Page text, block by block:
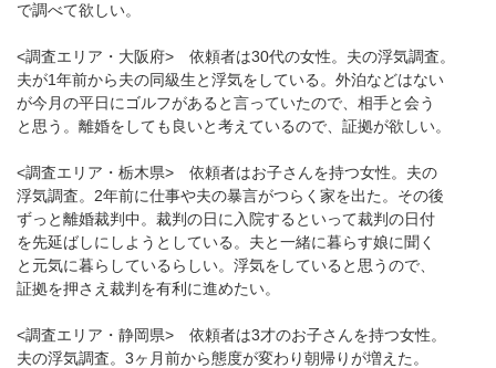
で調べて欲しい。
<調査エリア・大阪府> 依頼者は30代の女性。夫の浮気調査。
夫が1年前から夫の同級生と浮気をしている。外泊などはない
が今月の平日にゴルフがあると言っていたので、相手と会う
と思う。離婚をしても良いと考えているので、証拠が欲しい。
<調査エリア・栃木県> 依頼者はお子さんを持つ女性。夫の
浮気調査。2年前に仕事や夫の暴言がつらく家を出た。その後
ずっと離婚裁判中。裁判の日に入院するといって裁判の日付
を先延ばしにしようとしている。夫と一緒に暮らす娘に聞く
と元気に暮らしているらしい。浮気をしていると思うので、
証拠を押さえ裁判を有利に進めたい。
<調査エリア・静岡県> 依頼者は3才のお子さんを持つ女性。
夫の浮気調査。3ヶ月前から態度が変わり朝帰りが増えた。